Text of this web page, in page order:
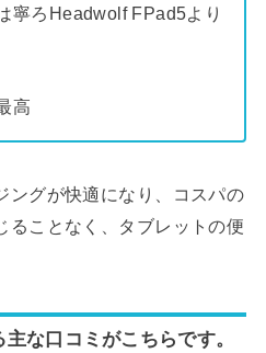
寧ろHeadwolf FPad5より
高
ングが快適になり、コスパの
ることなく、タブレットの便
な口コミがこちらです。